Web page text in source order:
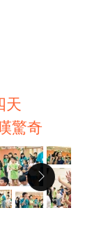
天
驚奇